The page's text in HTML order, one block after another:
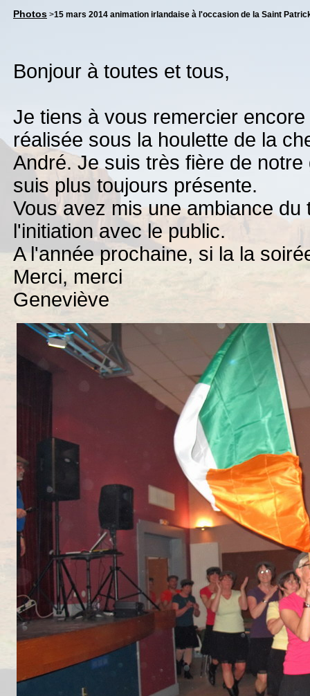
Photos >15 mars 2014 animation irlandaise à l'occasion de la Saint
Bonjour à toutes et tous,
Je tiens à vous remercier
réalisée sous la houlette de la
André. Je suis très fière de
suis plus toujours présente.
Vous avez mis une ambiance
l'initiation avec le public.
A l'année prochaine, si la la
Merci, merci
Geneviève